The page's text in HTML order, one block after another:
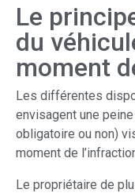
Le
du
moment
Les différentes
envisagent une
obligatoire ou non)
moment de
Le propriétaire de